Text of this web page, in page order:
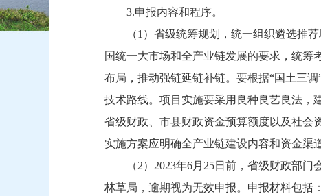
3.申报内容和程序。
（1）省级统筹规划，统一组织遴选推
国统一大市场和全产业链发展的要求，统筹
布局，推动强链延链补链。要根据“国土三
技术路线。项目实施要采用良种良艺良法，
省级财政、市县财政资金预算额度以及社会
实施方案应明确全产业链建设内容和资金渠
（2）2023年6月25日前，省级财政部
林草局，逾期视为无效申报。申报材料包括